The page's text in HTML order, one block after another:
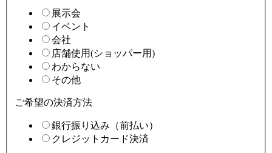
展示会
イベント
会社
店舗使用(ショッパー用)
わからない
その他
ご希望の決済方法
銀行振り込み（前払い）
クレジットカード決済